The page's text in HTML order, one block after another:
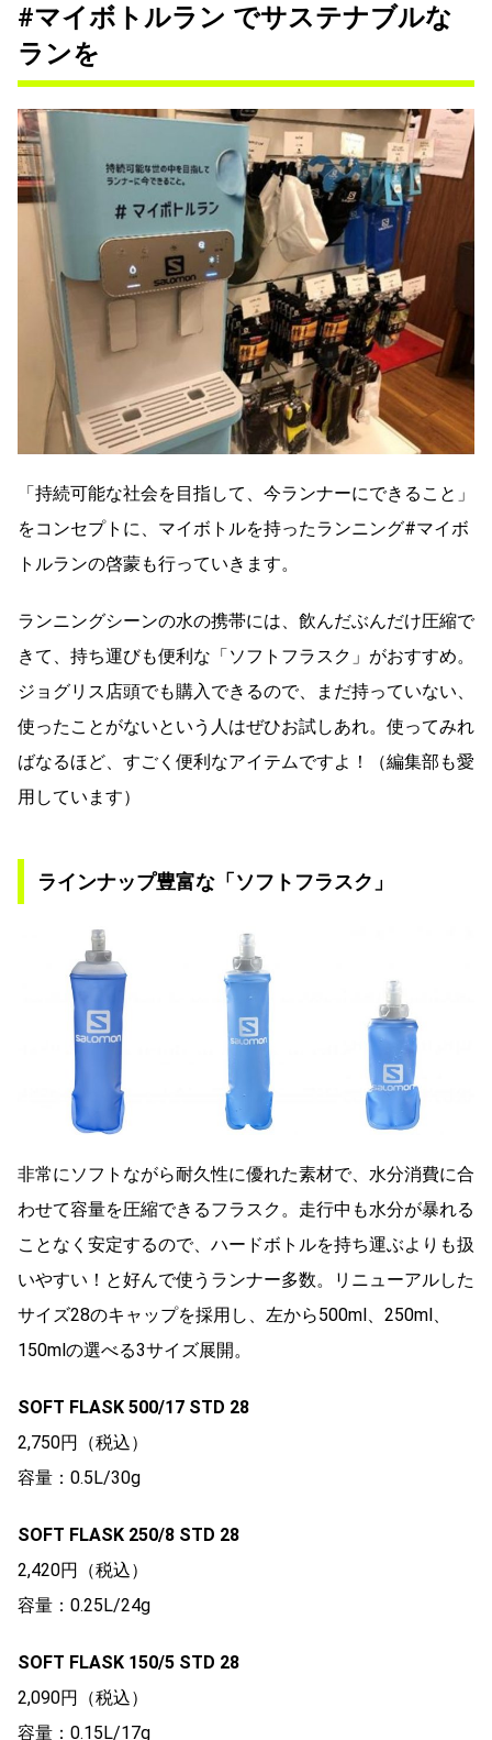
#マイボトルラン でサステナブルな
ランを
「持続可能な社会を目指して、今ランナーにできること」
をコンセプトに、マイボトルを持ったランニング#マイボ
トルランの啓蒙も行っていきます。
ランニングシーンの水の携帯には、飲んだぶんだけ圧縮で
きて、持ち運びも便利な「ソフトフラスク」がおすすめ。
ジョグリス店頭でも購入できるので、まだ持っていない、
使ったことがないという人はぜひお試しあれ。使ってみれ
ばなるほど、すごく便利なアイテムですよ！（編集部も愛
用しています）
ラインナップ豊富な「ソフトフラスク」
非常にソフトながら耐久性に優れた素材で、水分消費に合
わせて容量を圧縮できるフラスク。走行中も水分が暴れる
ことなく安定するので、ハードボトルを持ち運ぶよりも扱
いやすい！と好んで使うランナー多数。リニューアルした
サイズ28のキャップを採用し、左から500ml、250ml、
150mlの選べる3サイズ展開。
SOFT FLASK 500/17 STD 28
2,750円（税込）
容量：0.5L/30g
SOFT FLASK 250/8 STD 28
2,420円（税込）
容量：0.25L/24g
SOFT FLASK 150/5 STD 28
2,090円（税込）
容量：0.15L/17g